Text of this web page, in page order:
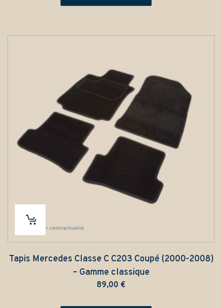
Tapis Mercedes Classe C C203 Coupé (2000-2008)
– Gamme classique
89,00 €